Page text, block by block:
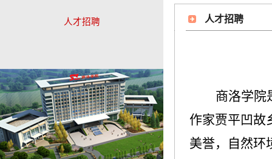
人才招聘 人才招聘
商洛学院
作家贾平凹故
美誉，自然环